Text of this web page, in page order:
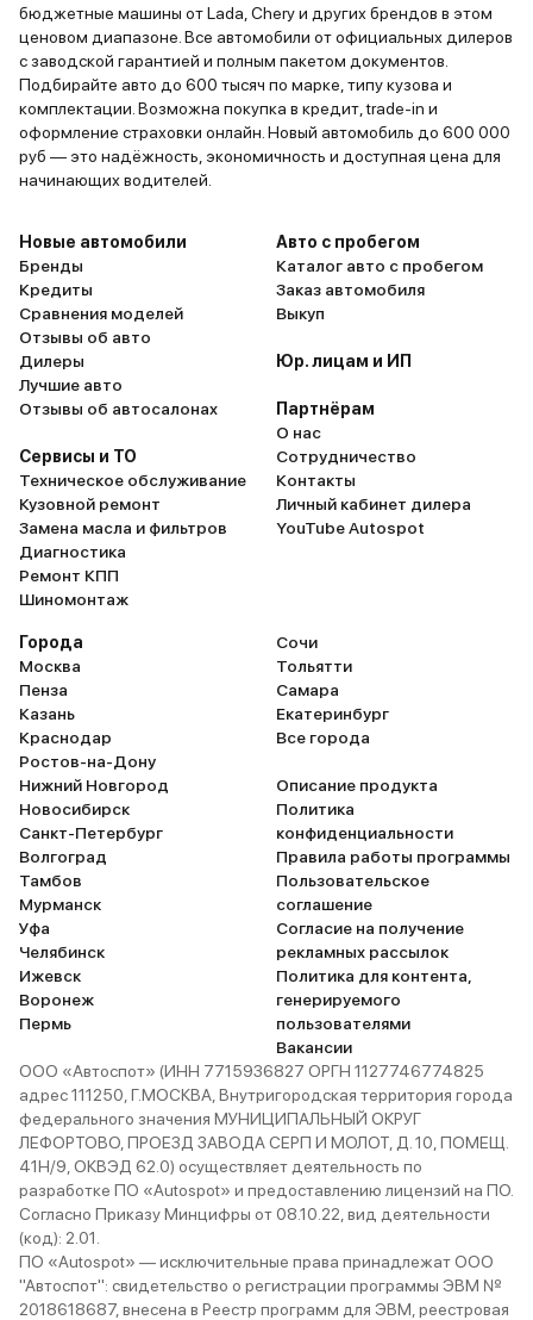
бюджетные машины от Lada, Chery и других брендов в этом
ценовом диапазоне. Все автомобили от официальных дилеров
с заводской гарантией и полным пакетом документов.
Подбирайте авто до 600 тысяч по марке, типу кузова и
комплектации. Возможна покупка в кредит, trade-in и
оформление страховки онлайн. Новый автомобиль до 600 000
руб — это надёжность, экономичность и доступная цена для
начинающих водителей.
Новые автомобили
Бренды
Кредиты
Сравнения моделей
Отзывы об авто
Дилеры
Лучшие авто
Отзывы об автосалонах
Сервисы и ТО
Техническое обслуживание
Кузовной ремонт
Замена масла и фильтров
Диагностика
Ремонт КПП
Шиномонтаж
Авто с пробегом
Каталог авто с пробегом
Заказ автомобиля
Выкуп
Юр. лицам и ИП
Партнёрам
О нас
Сотрудничество
Контакты
Личный кабинет дилера
YouTube Autospot
Города
Москва
Пенза
Казань
Краснодар
Ростов-на-Дону
Нижний Новгород
Новосибирск
Санкт-Петербург
Волгоград
Тамбов
Мурманск
Уфа
Челябинск
Ижевск
Воронеж
Пермь
Сочи
Тольятти
Самара
Екатеринбург
Все города
Описание продукта
Политика
конфиденциальности
Правила работы программы
Пользовательское
соглашение
Согласие на получение
рекламных рассылок
Политика для контента,
генерируемого
пользователями
Вакансии
ООО «Автоспот» (ИНН 7715936827 ОРГН 1127746774825
адрес 111250, Г.МОСКВА, Внутригородская территория города
федерального значения МУНИЦИПАЛЬНЫЙ ОКРУГ
ЛЕФОРТОВО, ПРОЕЗД ЗАВОДА СЕРП И МОЛОТ, Д. 10, ПОМЕЩ.
41Н/9, ОКВЭД 62.0) осуществляет деятельность по
разработке ПО «Autospot» и предоставлению лицензий на ПО.
Согласно Приказу Минцифры от 08.10.22, вид деятельности
(код): 2.01.
ПО «Autospot» — исключительные права принадлежат ООО
"Автоспот": свидетельство о регистрации программы ЭВМ №
2018618687, внесена в Реестр программ для ЭВМ, реестровая